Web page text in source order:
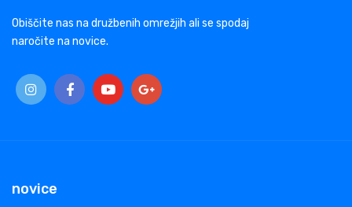
Obiščite nas na družbenih omrežjih ali se spodaj
naročite na novice.
novice